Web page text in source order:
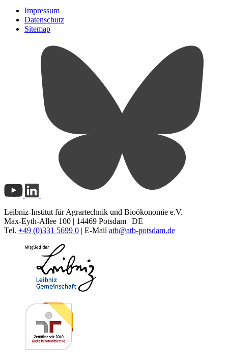
Impressum
Datenschutz
Sitemap
Leibniz-Institut für Agrartechnik und Bioökonomie e.V.
Max-Eyth-Allee 100 | 14469 Potsdam | DE
Tel. +49 (0)331 5699 0 | E-Mail atb@atb-potsdam.de